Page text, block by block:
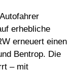
Autofahrer
erhebliche
erneuert einen
Bentrop. Die
– mit